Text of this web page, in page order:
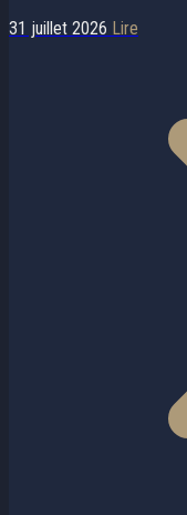
31 juillet 2026 Lire